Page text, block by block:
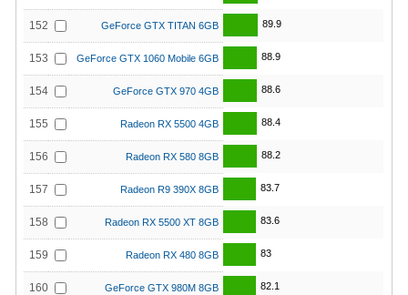
152 GeForce GTX TITAN 6GB 89.9
153 GeForce GTX 1060 Mobile 6GB 88.9
154 GeForce GTX 970 4GB 88.6
155 Radeon RX 5500 4GB 88.4
156 Radeon RX 580 8GB 88.2
157 Radeon R9 390X 8GB 83.7
158 Radeon RX 5500 XT 8GB 83.6
159 Radeon RX 480 8GB 83
160 GeForce GTX 980M 8GB 82.1